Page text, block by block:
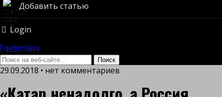
Добавить статью
Login
FreedomNews
29.09.2018 • нет комментариев